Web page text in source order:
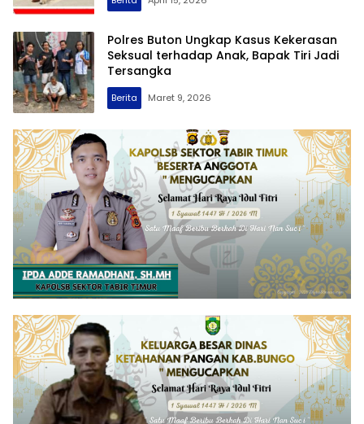
Polres Buton Ungkap Kasus Kekerasan
Seksual terhadap Anak, Bapak Tiri Jadi
Tersangka
Berita Maret 9, 2026